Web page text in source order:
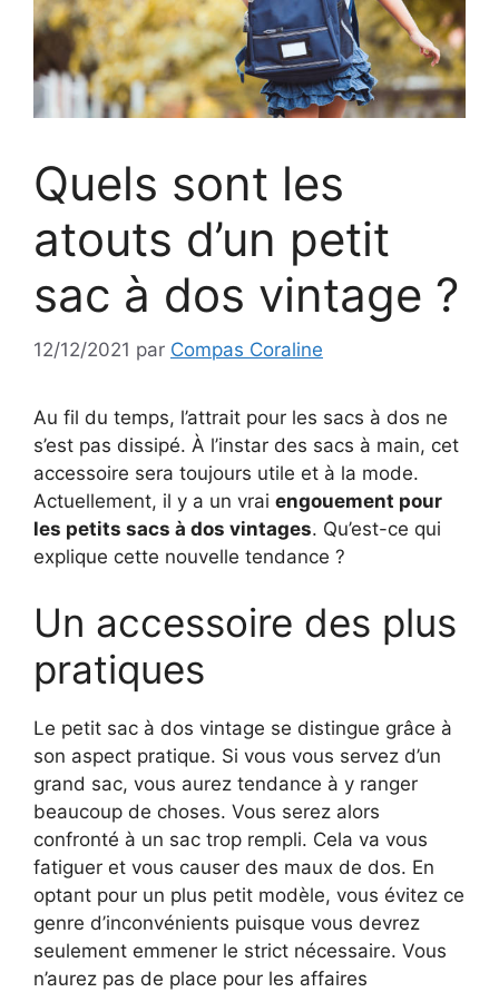
Quels sont les
atouts d’un petit
sac à dos vintage ?
12/12/2021 par Compas Coraline
Au fil du temps, l’attrait pour les sacs à dos ne
s’est pas dissipé. À l’instar des sacs à main, cet
accessoire sera toujours utile et à la mode.
Actuellement, il y a un vrai engouement pour
les petits sacs à dos vintages. Qu’est-ce qui
explique cette nouvelle tendance ?
Un accessoire des plus
pratiques
Le petit sac à dos vintage se distingue grâce à
son aspect pratique. Si vous vous servez d’un
grand sac, vous aurez tendance à y ranger
beaucoup de choses. Vous serez alors
confronté à un sac trop rempli. Cela va vous
fatiguer et vous causer des maux de dos. En
optant pour un plus petit modèle, vous évitez ce
genre d’inconvénients puisque vous devrez
seulement emmener le strict nécessaire. Vous
n’aurez pas de place pour les affaires